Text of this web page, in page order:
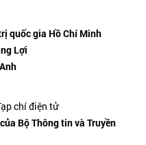
quốc gia Hồ Chí Minh
Lợi
chí điện tử
Bộ Thông tin và Truyền